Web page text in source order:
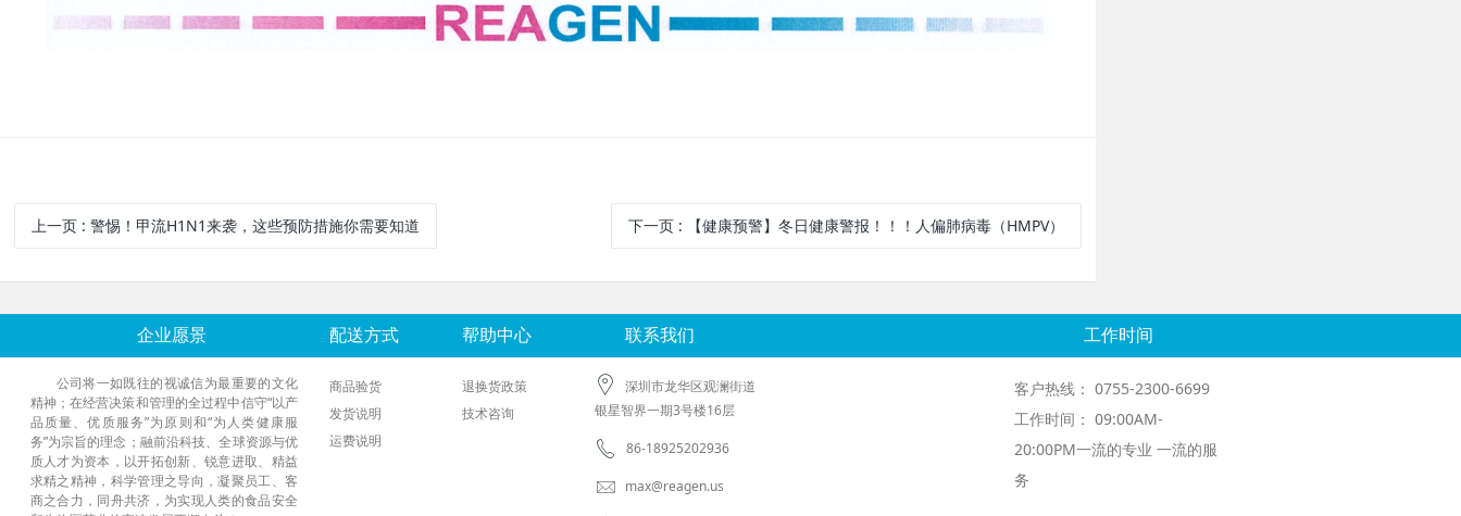
上一页 : 警惕！甲流H1N1来袭，这些预防措施你需要知道 下一页 : 【健康预警】冬日健康警报！！！人偏肺病毒（HMPV）
企业愿景
公司将一如既往的视诚信为最重要的文化
精神；在经营决策和管理的全过程中信守“以产
品质量、优质服务”为原则和“为人类健康服
务”为宗旨的理念；融前沿科技、全球资源与优
质人才为资本，以开拓创新、锐意进取、精益
求精之精神，科学管理之导向，凝聚员工、客
商之合力，同舟共济，为实现人类的食品安全
配送方式
商品验货
发货说明
运费说明
帮助中心
退换货政策
技术咨询
联系我们
深圳市龙华区观澜街道
银星智界一期3号楼16层
86-18925202936
max@reagen.us
工作时间
客户热线： 0755-2300-6699
工作时间： 09:00AM-
20:00PM一流的专业 一流的服
务